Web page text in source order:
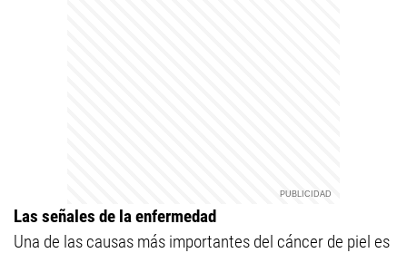
Las señales de la enfermedad
Una de las causas más importantes del cáncer de piel es